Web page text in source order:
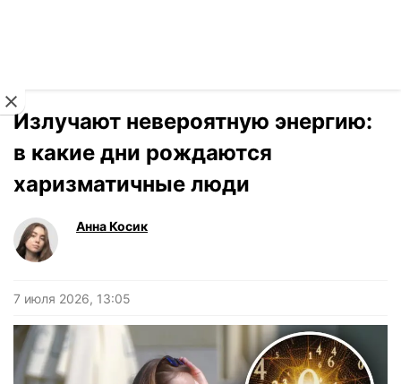
Излучают невероятную энергию:
в какие дни рождаются
харизматичные люди
Анна Косик
7 июля 2026, 13:05